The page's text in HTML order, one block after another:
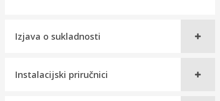
Izjava o sukladnosti
Instalacijski priručnici